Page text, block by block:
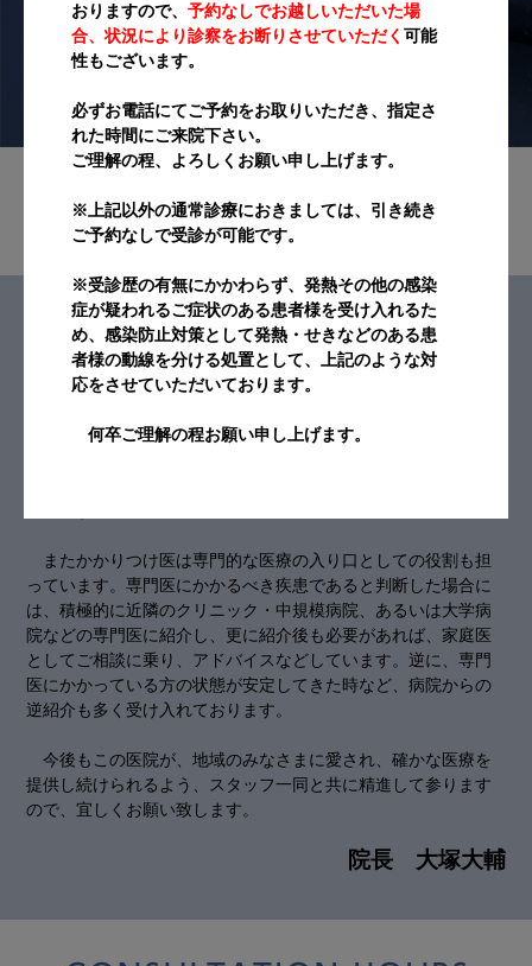
当院では、あらゆる患者さまにご理解い
ただけるまでのご説明することをモット
追求してまいります。
鶉山医院は、雑司が谷鬼子母神の前で開業する医院です。大
正末期に開設され、以来この地域で診療を続けて参りました。
私は３代目ということになります。
町医者ですので現在は専門は持たず（元は内科医です）、み
まで、あるいは男性も女性も、幅広く患者さんを拝見し、丁寧
またかかりつけ医は専門的な医療の入り口としての役割も担
っています。専門医にかかるべき疾患であると判断した場合に
は、積極的に近隣のクリニック・中規模病院、あるいは大学病
院などの専門医に紹介し、更に紹介後も必要があれば、家庭医
としてご相談に乗り、アドバイスなどしています。逆に、専門
医にかかっている方の状態が安定してきた時など、病院からの
逆紹介も多く受け入れております。
今後もこの医院が、地域のみなさまに愛され、確かな医療を
提供し続けられるよう、スタッフ一同と共に精進して参ります
ので、宜しくお願い致します。
院長 大塚大輔
おりますので、 予約なしでお越しいただいた場
合、状況により診察をお断りさせていただく 可能
性もございます。
必ずお電話にてご予約をお取りいただき、指定さ
れた時間にご来院下さい。
ご理解の程、よろしくお願い申し上げます。
※上記以外の通常診療におきましては、引き続き
ご予約なしで受診が可能です。
※受診歴の有無にかかわらず、発熱その他の感染
症が疑われるご症状のある患者様を受け入れるた
め、感染防止対策として発熱・せきなどのある患
者様の動線を分ける処置として、上記のような対
応をさせていただいております。
何卒ご理解の程お願い申し上げます。